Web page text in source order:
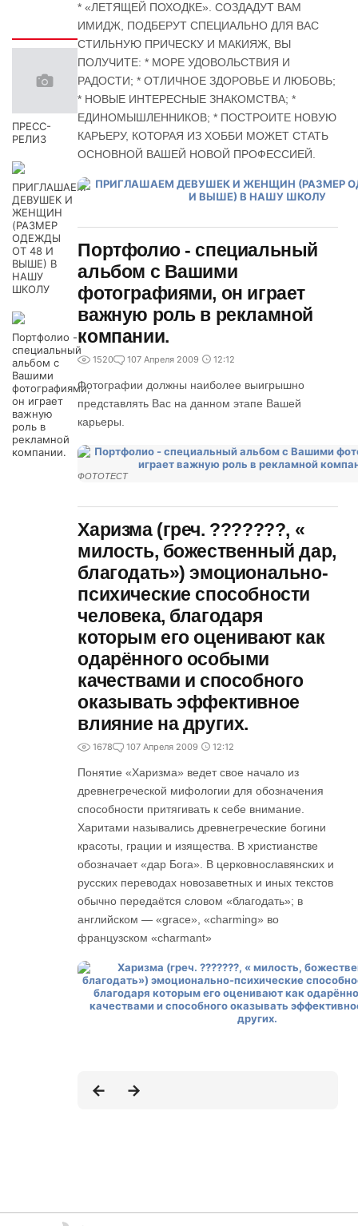
Интересно
ПРЕСС-
РЕЛИЗ
ПРИГЛАШАЕМ
ДЕВУШЕК И
ЖЕНЩИН
(РАЗМЕР
ОДЕЖДЫ
ОТ 48 И
ВЫШЕ) В
НАШУ
ШКОЛУ
Портфолио -
специальный
альбом с
Вашими
фотографиями,
он играет
важную
роль в
рекламной
компании.
* «ЛЕТЯЩЕЙ ПОХОДКЕ». СОЗДАДУТ ВАМ
ИМИДЖ, ПОДБЕРУТ СПЕЦИАЛЬНО ДЛЯ ВАС
СТИЛЬНУЮ ПРИЧЕСКУ И МАКИЯЖ, ВЫ
ПОЛУЧИТЕ: * МОРЕ УДОВОЛЬСТВИЯ И
РАДОСТИ; * ОТЛИЧНОЕ ЗДОРОВЬЕ И ЛЮБОВЬ;
* НОВЫЕ ИНТЕРЕСНЫЕ ЗНАКОМСТВА; *
ЕДИНОМЫШЛЕННИКОВ; * ПОСТРОИТЕ НОВУЮ
КАРЬЕРУ, КОТОРАЯ ИЗ ХОББИ МОЖЕТ СТАТЬ
ОСНОВНОЙ ВАШЕЙ НОВОЙ ПРОФЕССИЕЙ.
Портфолио - специальный
альбом с Вашими
фотографиями, он играет
важную роль в рекламной
компании.
1520 107 Апреля 2009 12:12
Фотографии должны наиболее выигрышно
представлять Вас на данном этапе Вашей
карьеры.
ФОТОТЕСТ
Харизма (греч. ???????, «
милость, божественный дар,
благодать») эмоционально-
психические способности
человека, благодаря
которым его оценивают как
одарённого особыми
качествами и способного
оказывать эффективное
влияние на других.
1678 107 Апреля 2009 12:12
Понятие «Харизма» ведет свое начало из
древнегреческой мифологии для обозначения
способности притягивать к себе внимание.
Харитами назывались древнегреческие богини
красоты, грации и изящества. В христианстве
обозначает «дар Бога». В церковнославянских и
русских переводах новозаветных и иных текстов
обычно передаётся словом «благодать»; в
английском — «grace», «сharming» во
французском «charmant»